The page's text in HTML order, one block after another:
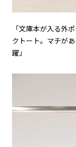
「文庫本が入る外
クトート。マチが
躍」